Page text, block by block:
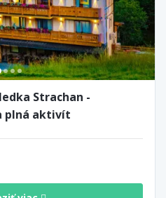
Strachan -
plná aktivít